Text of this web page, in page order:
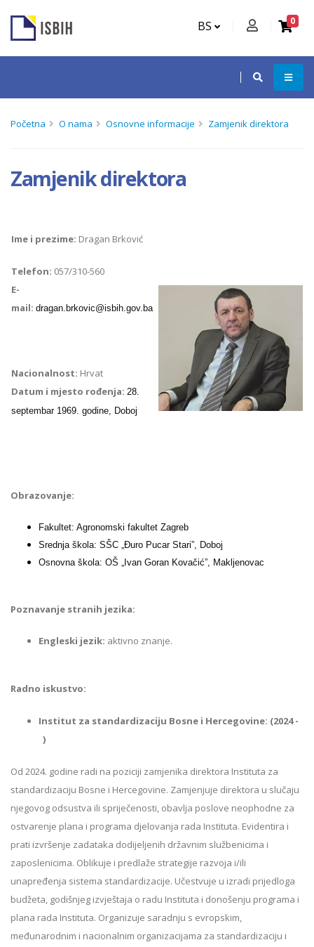
BS 0
Početna O nama Osnovne informacije Zamjenik direktora
Zamjenik direktora
Ime i prezime: Dragan Brković
Telefon: 057/310-560
E-
mail: dragan.brkovic@isbih.gov.ba
Nacionalnost: Hrvat
Datum i mjesto rođenja: 28.
septembar 1969. godine, Doboj
Obrazovanje:
Fakultet: Agronomski fakultet Zagreb
Srednja škola: SŠC „Đuro Pucar Stari”, Doboj
Osnovna škola: OŠ „Ivan Goran Kovačić”, Makljenovac
Poznavanje stranih jezika:
Engleski jezik: aktivno znanje.
Radno iskustvo:
Institut za standardizaciju Bosne i Hercegovine: (2024 -
)
Od 2024. godine radi na poziciji zamjenika direktora Instituta za
standardizaciju Bosne i Hercegovine. Zamjenjuje direktora u slučaju
njegovog odsustva ili spriječenosti, obavlja poslove neophodne za
ostvarenje plana i programa djelovanja rada Instituta. Evidentira i
prati izvršenje zadataka dodijeljenih državnim službenicima i
zaposlenicima. Oblikuje i predlaže strategije razvoja i/ili
unapređenja sistema standardizacije. Učestvuje u izradi prijedloga
budžeta, godišnjeg izvještaja o radu Instituta i donošenju programa i
plana rada Instituta. Organizuje saradnju s evropskim,
međunarodnim i nacionalnim organizacijama za standardizaciju i